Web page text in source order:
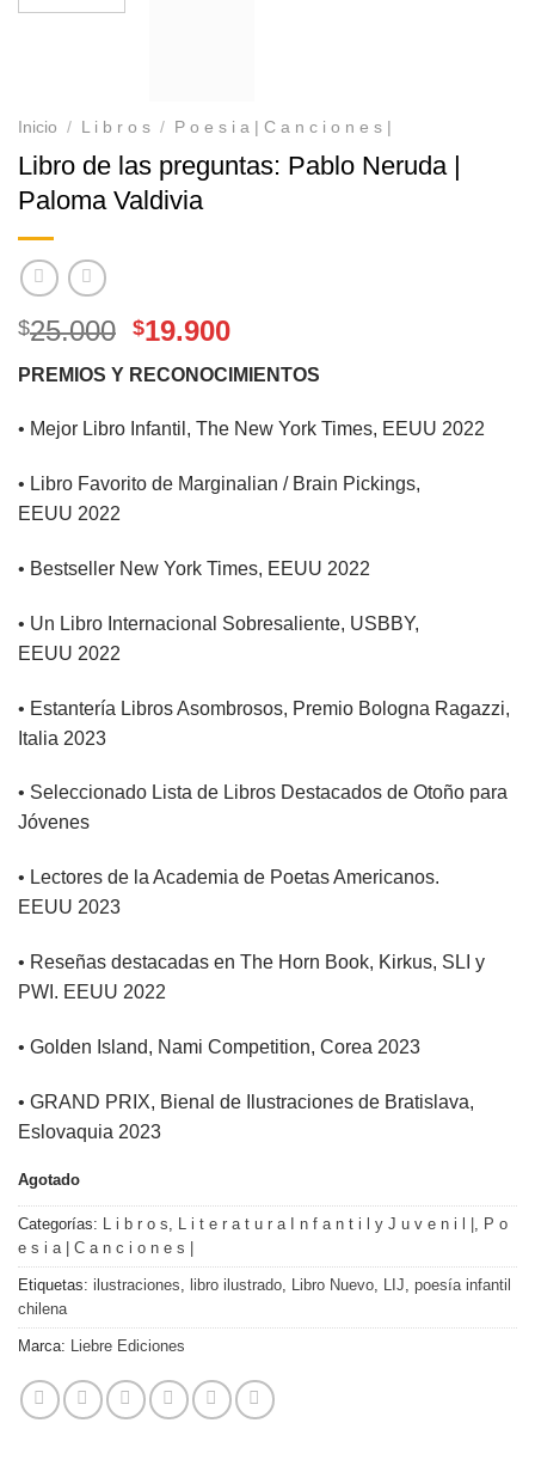
Inicio / L i b r o s / P o e s i a | C a n c i o n e s |
Libro de las preguntas: Pablo Neruda |
Paloma Valdivia
$25.000 El
original
era:
$25.000.
$19.900El
actual
es:
$19.900.
PREMIOS Y RECONOCIMIENTOS
• Mejor Libro Infantil, The New York Times, EEUU 2022
• Libro Favorito de Marginalian / Brain Pickings,
EEUU 2022
• Bestseller New York Times, EEUU 2022
• Un Libro Internacional Sobresaliente, USBBY,
EEUU 2022
• Estantería Libros Asombrosos, Premio Bologna Ragazzi,
Italia 2023
• Seleccionado Lista de Libros Destacados de Otoño para
Jóvenes
• Lectores de la Academia de Poetas Americanos.
EEUU 2023
• Reseñas destacadas en The Horn Book, Kirkus, SLI y
PWI. EEUU 2022
• Golden Island, Nami Competition, Corea 2023
• GRAND PRIX, Bienal de Ilustraciones de Bratislava,
Eslovaquia 2023
Agotado
Categorías: L i b r o s, L i t e r a t u r a I n f a n t i l y J u v e n i l | , P o
e s i a | C a n c i o n e s |
Etiquetas: ilustraciones, libro ilustrado, Libro Nuevo, LIJ, poesía infantil
chilena
Marca: Liebre Ediciones